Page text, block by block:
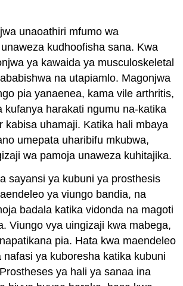
unaoathiri mfumo wa
kudhoofisha sana. Kwa
ya kawaida ya musculoskeletal
na utapiamlo. Magonjwa
pia yanaenea, kama vile arthritis,
kufanya harakati ngumu na-katika
kabisa uhamaji. Katika hali mbaya
umepata uharibifu mkubwa,
wa pamoja unaweza kuhitajika.
sayansi ya kubuni ya prosthesis
ya viungo bandia, na
badala katika vidonda na magoti
Viungo vya uingizaji kwa mabega,
pia. Hata kwa maendeleo
nafasi ya kuboresha katika kubuni
ya hali ya sanaa ina